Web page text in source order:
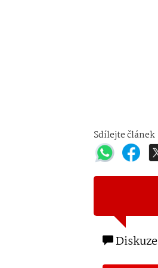
Sdílejte článek
Diskuze